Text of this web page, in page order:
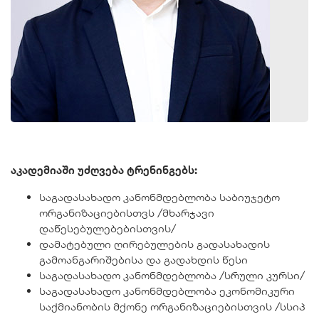
აკადემიაში უძღვება ტრენინგებს:
საგადასახადო კანონმდებლობა საბიუჯეტო
ორგანიზაციებისთვს /მხარჯავი
დაწესებულებებისთვის/
დამატებული ღირებულების გადასახადის
გამოანგარიშებისა და გადახდის წესი
საგადასახადო კანონმდებლობა /სრული კურსი/
საგადასახადო კანონმდებლობა ეკონომიკური
საქმიანობის მქონე ორგანიზაციებისთვის /სსიპ